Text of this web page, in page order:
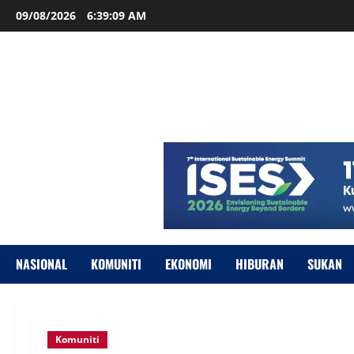
09/08/2026 6:39:10 AM
NASIONAL KOMUNITI EKONOMI HIBURAN SUKAN
Komuniti